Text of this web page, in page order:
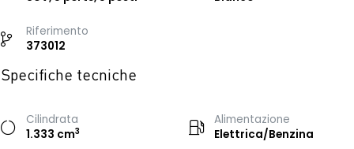
Riferimento
373012
Specifiche tecniche
Cilindrata
1.333 cm3
Alimentazione
Elettrica/Benzina